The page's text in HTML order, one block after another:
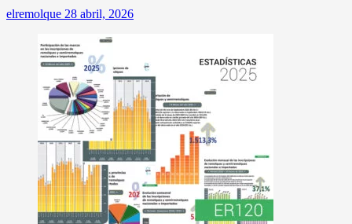
elremolque 28 abril, 2026